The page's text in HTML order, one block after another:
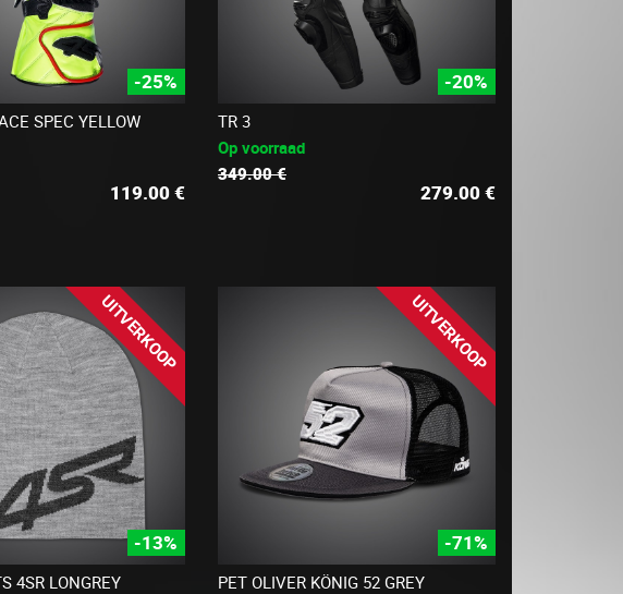
-25%
SPEC YELLOW
119.00€
-20%
TR 3
Op voorraad
349.00 €
279.00€
UITVERKOOP
-13%
4SR LONGREY
UITVERKOOP
-71%
PET OLIVER KÖNIG 52 GREY